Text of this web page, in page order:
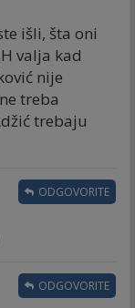
išli, šta oni
valja kad
nije
treba
trebaju
ODGOVORITE
ODGOVORITE